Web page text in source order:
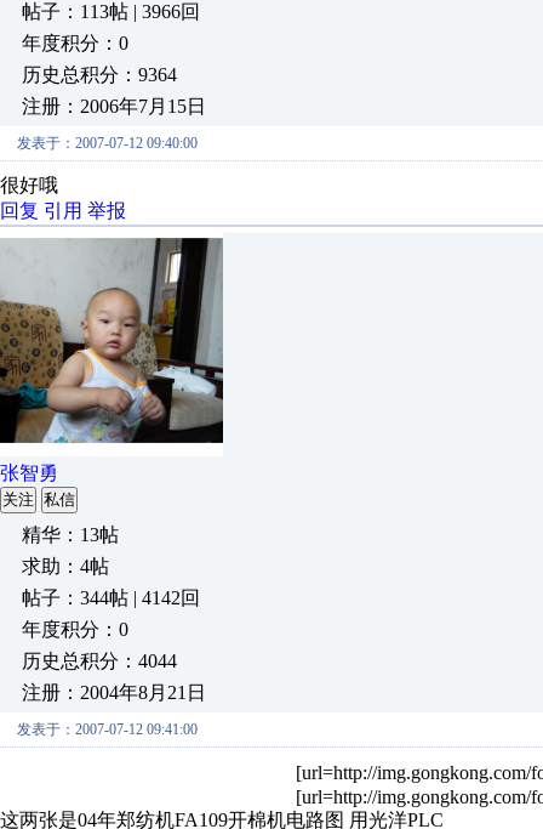
帖子：113帖 | 3966回
年度积分：0
历史总积分：9364
注册：2006年7月15日
发表于：2007-07-12 09:40:00
很好哦
回复 引用 举报
张智勇
关注 私信
精华：13帖
求助：4帖
帖子：344帖 | 4142回
年度积分：0
历史总积分：4044
注册：2004年8月21日
发表于：2007-07-12 09:41:00
[url=http://img.gongkong.com/
[url=http://img.gongkong.com/
这两张是04年郑纺机FA109开棉机电路图 用光洋PLC